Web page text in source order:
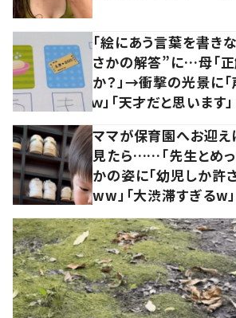
「絵にあう言葉を書き
さかの解答”に…母「正
か？」→衝撃の光景に
ｗ」「天才だと思います」
ママが保育園へお迎
見たら……「先生とめっ
かの姿に「幼児しか許
ww」「大渋滞すぎるw」